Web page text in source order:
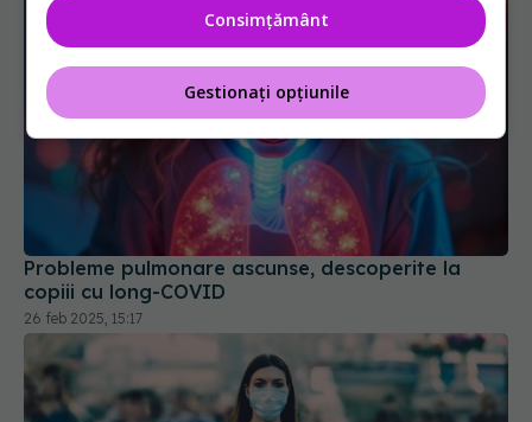
Probleme pulmonare ascunse, descoperite la
copiii cu long-COVID
26 feb 2025, 15:17
Consimțământ
Gestionați opțiunile